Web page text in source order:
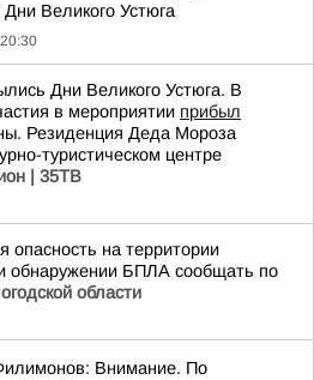
Дни Великого Устюга
Дни Великого Устюга. В
в мероприятии прибыл
Резиденция Деда Мороза
туристическом центре
| 35ТВ
на территории
обнаружении БПЛА сообщать по
области
Внимание. По